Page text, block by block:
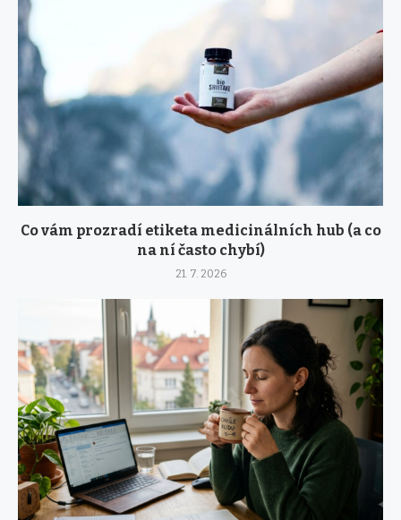
Co vám prozradí etiketa medicinálních hub (a co
na ní často chybí)
21. 7. 2026